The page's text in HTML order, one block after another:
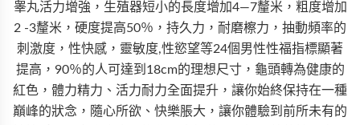
睾丸活力增強，生殖器短小的長度增加4—7釐米，粗度增加
2 -3釐米，硬度提高50％，持久力，耐磨檫力，抽動頻率的
刺激度，性快感，靈敏度,性慾望等24個男性性福指標顯著
提高，90％的人可達到18cm的理想尺寸，龜頭轉為健康的
紅色，體力精力、活力耐力全面提升，讓你始終保持在一種
巔峰的狀念，隨心所欲、快樂脹大，讓你體驗到前所未有的